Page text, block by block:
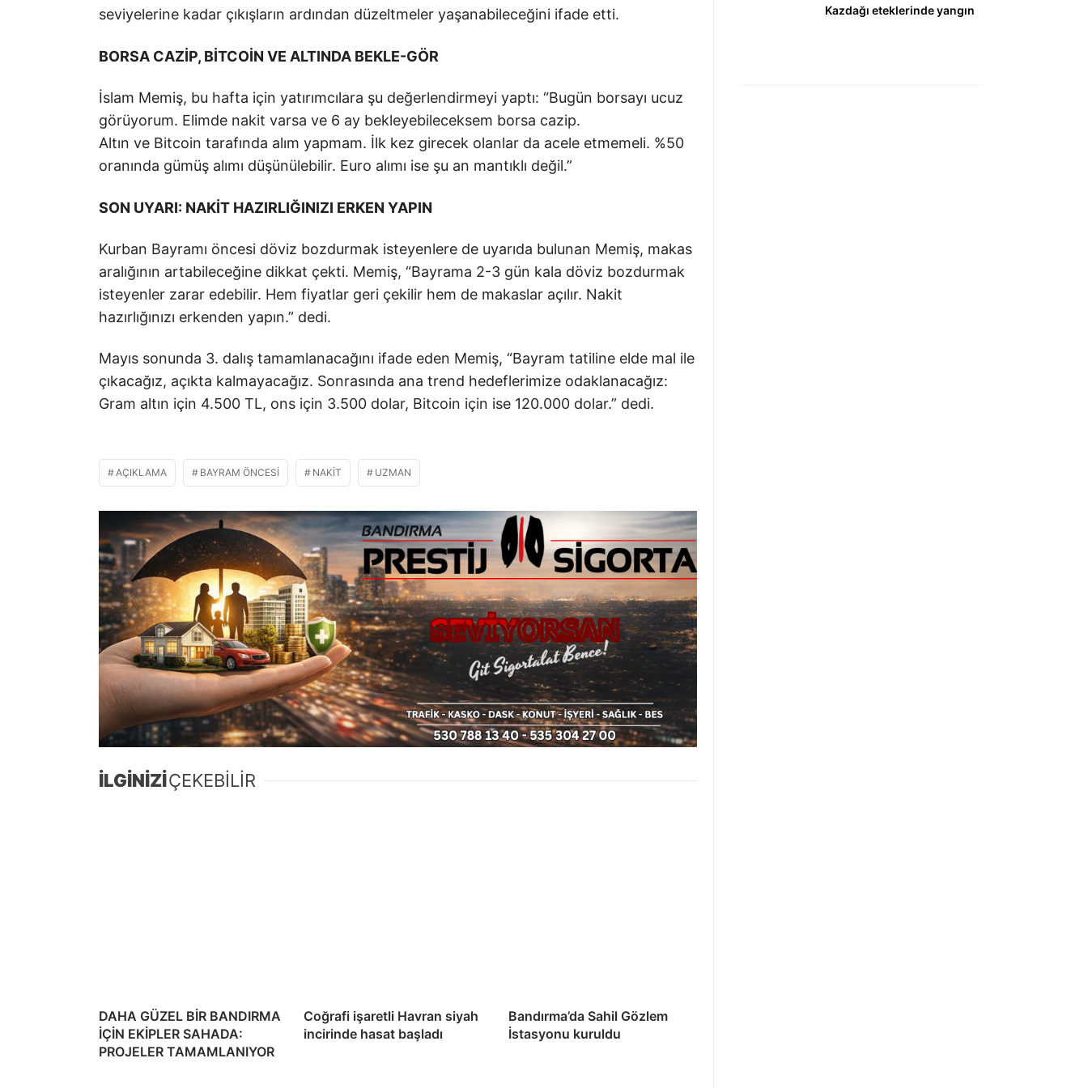
seviyelerine kadar çıkışların ardından düzeltmeler yaşanabileceğini ifade etti.
BORSA CAZİP, BİTCOİN VE ALTINDA BEKLE-GÖR
İslam Memiş, bu hafta için yatırımcılara şu değerlendirmeyi yaptı: “Bugün borsayı ucuz
görüyorum. Elimde nakit varsa ve 6 ay bekleyebileceksem borsa cazip.
Altın ve Bitcoin tarafında alım yapmam. İlk kez girecek olanlar da acele etmemeli. %50
oranında gümüş alımı düşünülebilir. Euro alımı ise şu an mantıklı değil.”
SON UYARI: NAKİT HAZIRLIĞINIZI ERKEN YAPIN
Kurban Bayramı öncesi döviz bozdurmak isteyenlere de uyarıda bulunan Memiş, makas
aralığının artabileceğine dikkat çekti. Memiş, “Bayrama 2-3 gün kala döviz bozdurmak
isteyenler zarar edebilir. Hem fiyatlar geri çekilir hem de makaslar açılır. Nakit
hazırlığınızı erkenden yapın.” dedi.
Mayıs sonunda 3. dalış tamamlanacağını ifade eden Memiş, “Bayram tatiline elde mal ile
çıkacağız, açıkta kalmayacağız. Sonrasında ana trend hedeflerimize odaklanacağız:
Gram altın için 4.500 TL, ons için 3.500 dolar, Bitcoin için ise 120.000 dolar.” dedi.
AÇIKLAMA BAYRAM ÖNCESI NAKIT UZMAN
İLGİNİZİÇEKEBİLİR
DAHA GÜZEL BİR BANDIRMA
İÇİN EKİPLER SAHADA:
PROJELER TAMAMLANIYOR
Coğrafi işaretli Havran siyah
incirinde hasat başladı
Bandırma’da Sahil Gözlem
İstasyonu kuruldu
Kazdağı eteklerinde yangın